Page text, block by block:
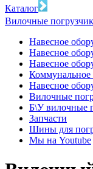
Каталог
Вилочные
Навесное
Навесное
Навесное
Коммунальное
Навесное
Вилочные
Б\У вилочные
Запчасти
Шины для
Мы на Youtube